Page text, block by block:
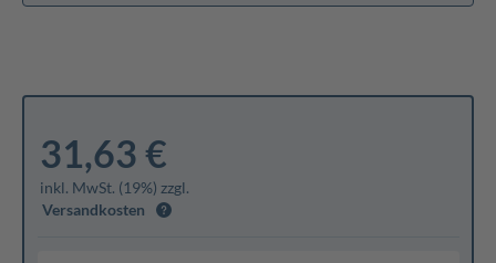
31,63 €
inkl. MwSt. (19%) zzgl.
Versandkosten